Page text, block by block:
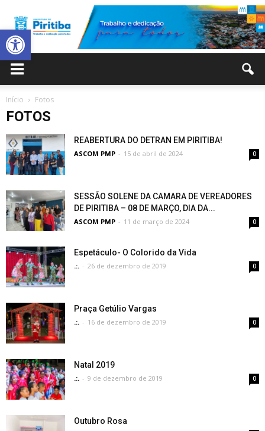
Abrir a barra de ferramentas
Início Fotos
FOTOS
REABERTURA DO DETRAN EM PIRITIBA!
ASCOM PMP - 15 de abril de 2024 0
SESSÃO SOLENE DA CAMARA DE VEREADORES
DE PIRITIBA – 08 DE MARÇO, DIA DA...
ASCOM PMP - 11 de março de 2024 0
Espetáculo- O Colorido da Vida
.:. - 26 de dezembro de 2019 0
Praça Getúlio Vargas
.:. - 16 de dezembro de 2019 0
Natal 2019
.:. - 9 de dezembro de 2019 0
Outubro Rosa